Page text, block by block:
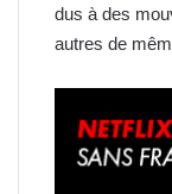
dus à des
autres de